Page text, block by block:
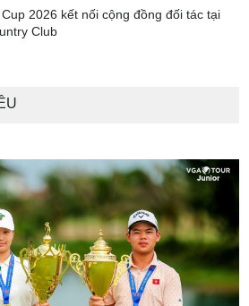
2026 kết nối cộng đồng đối tác tại
Club